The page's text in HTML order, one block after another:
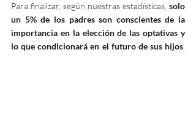
Para finalizar, según nuestras estadísticas, solo
un 5% de los padres son conscientes de la
importancia en la elección de las optativas y
lo que condicionará en el futuro de sus hijos